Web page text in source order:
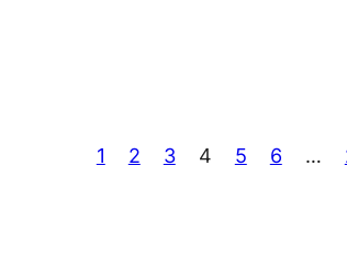
1 2 3 4 5 6 …